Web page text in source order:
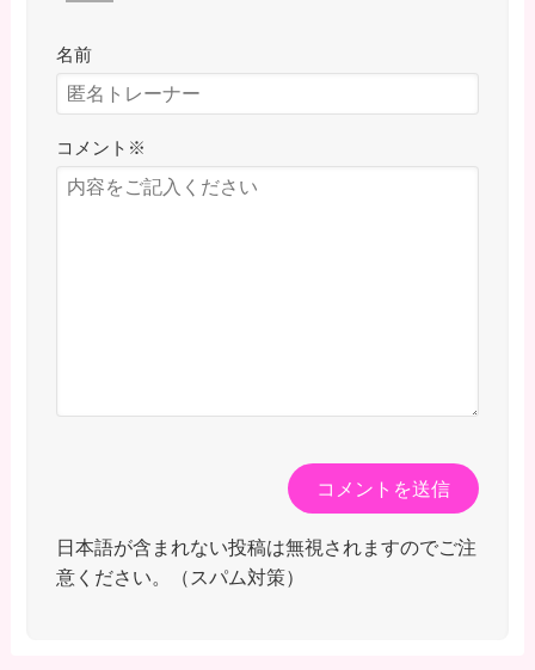
名前
コメント ※
日本語が含まれない投稿は無視されますのでご注
意ください。（スパム対策）